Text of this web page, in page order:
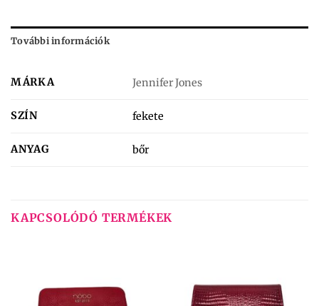
További információk
MÁRKA Jennifer Jones
SZÍN fekete
ANYAG bőr
KAPCSOLÓDÓ TERMÉKEK